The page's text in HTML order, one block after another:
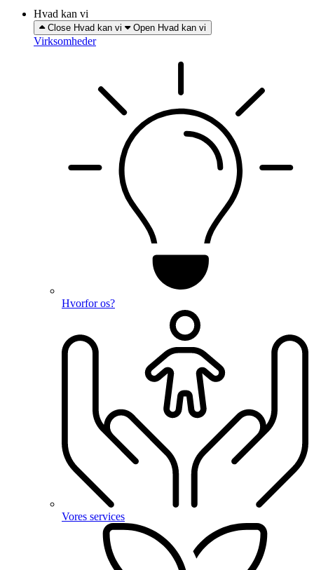
Hvad kan vi
Close Hvad kan vi Open Hvad kan vi
Virksomheder
Hvorfor os?
Vores services